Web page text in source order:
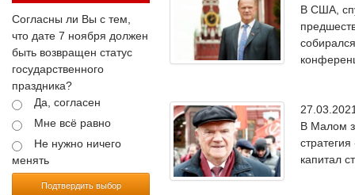
Согласны ли Вы с тем,
что дате 7 ноября должен
быть возвращен статус
государственного
праздника?
Да, согласен
Мне всё равно
Не нужно ничего
менять
Подтвердить выбор
В США,
В Малом
капитал